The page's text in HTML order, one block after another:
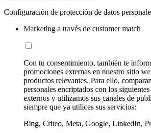
Configuración de protección de datos
Marketing a través de customer match
Con tu consentimiento, también te
promociones externas en nuestro sitio
productos relevantes. Para ello,
personales encriptados con los
externos y utilizamos sus canales de
siempre que ya utilices sus servicios:
Bing, Criteo, Meta, Google, LinkedIn,